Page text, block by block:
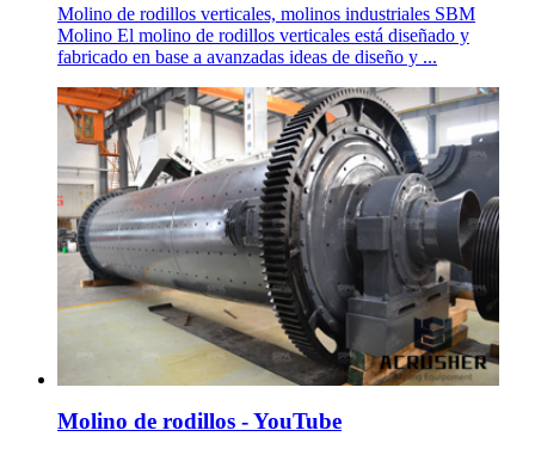
Molino de rodillos verticales, molinos industriales SBM
Molino El molino de rodillos verticales está diseñado y
fabricado en base a avanzadas ideas de diseño y ...
Molino de rodillos - YouTube